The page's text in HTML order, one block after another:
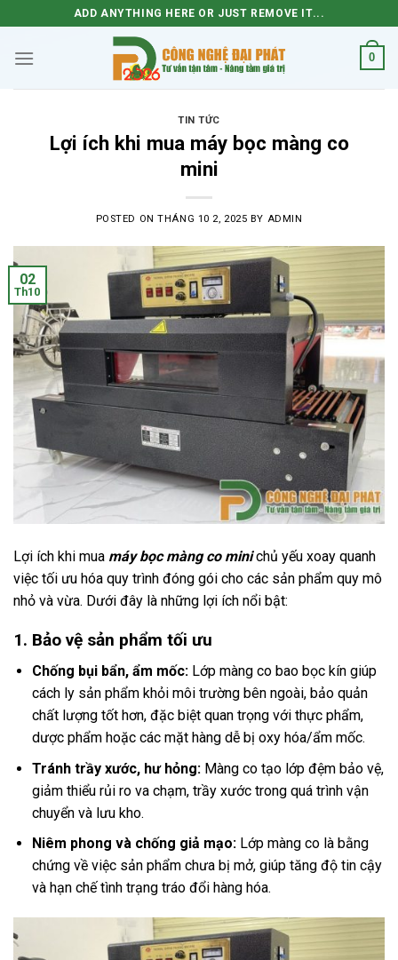
to
content
ADD ANYTHING HERE OR JUST REMOVE IT...
0
TIN TỨC
Lợi ích khi mua máy bọc màng co
mini
POSTED ONTHÁNG 10 2, 2025 BY ADMIN
02
Th10
Lợi ích khi mua máy bọc màng co minichủ yếu xoay quanh
việc tối ưu hóa quy trình đóng gói cho các sản phẩm quy mô
nhỏ và vừa. Dưới đây là những lợi ích nổi bật:
1. Bảo vệ sản phẩm tối ưu
Chống bụi bẩn, ẩm mốc:Lớp màng co bao bọc kín giúp
cách ly sản phẩm khỏi môi trường bên ngoài, bảo quản
chất lượng tốt hơn, đặc biệt quan trọng với thực phẩm,
dược phẩm hoặc các mặt hàng dễ bị oxy hóa/ẩm mốc.
Tránh trầy xước, hư hỏng:Màng co tạo lớp đệm bảo vệ,
giảm thiểu rủi ro va chạm, trầy xước trong quá trình vận
chuyển và lưu kho.
Niêm phong và chống giả mạo:Lớp màng co là bằng
chứng về việc sản phẩm chưa bị mở, giúp tăng độ tin cậy
và hạn chế tình trạng tráo đổi hàng hóa.